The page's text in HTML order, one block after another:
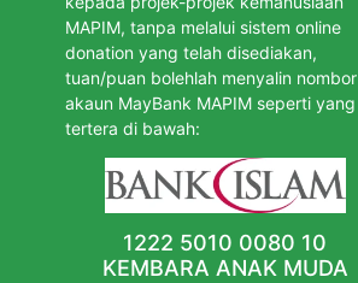
MAPIM, tanpa melalui sistem online
donation yang telah disediakan,
tuan/puan bolehlah menyalin nombor
akaun MayBank MAPIM seperti yang
tertera di bawah:
1222 5010 0080 10
KEMBARA ANAK MUDA